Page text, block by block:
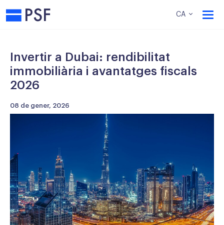
PSF CA
Invertir a Dubai: rendibilitat
immobiliària i avantatges fiscals
2026
08 de gener, 2026